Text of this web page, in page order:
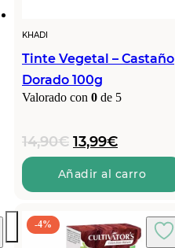
KHADI
Tinte Vegetal – Castaño
Dorado 100g
Valorado con 0 de 5
14,90€ El
precio
original
era:
13,99€El
precio
actual
es:
Añadir al carro
-4%